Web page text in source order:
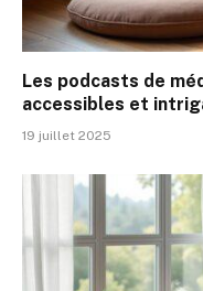
Les podcasts de
accessibles et
19 juillet 2025